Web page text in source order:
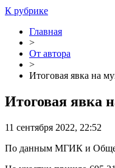
К рубрике
Главная
>
От автора
>
Итоговая явка на
Итоговая явка
11 сентября 2022, 22:52
По данным МГИК и